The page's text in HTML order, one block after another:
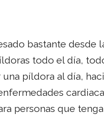
bastante desde
todo el día,
píldora al día,
personas que